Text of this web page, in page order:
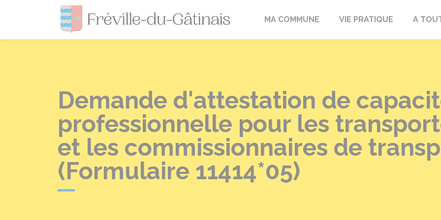
Fréville-du-Gâtinais
MA COMMUNE VIE PRATIQUE A
Demande d'attestation de
professionnelle pour les
et les commissionnaires de
(Formulaire 11414*05)